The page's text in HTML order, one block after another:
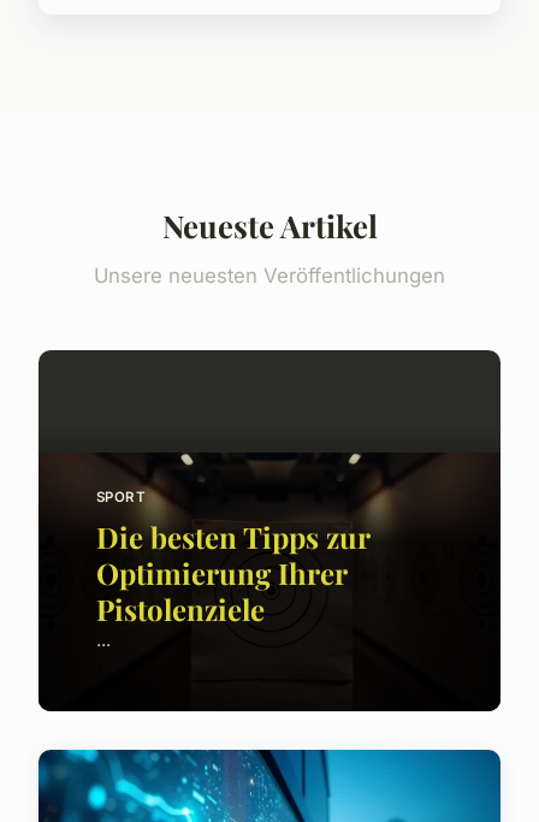
Neueste Artikel
Unsere neuesten Veröffentlichungen
SPORT
Die besten Tipps zur
Optimierung Ihrer
Pistolenziele
...